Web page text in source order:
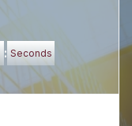
: Seconds